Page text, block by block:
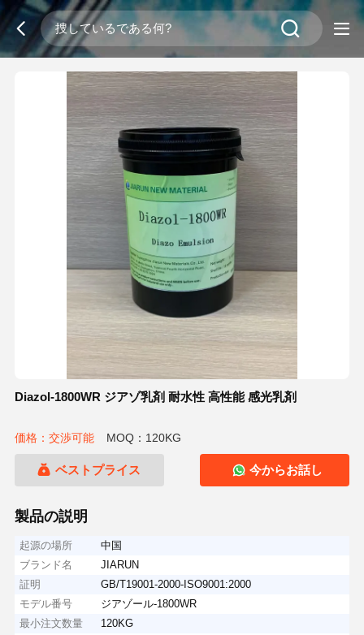
Diazol-1800WR ジアゾ乳剤 耐水性 高性能 感光乳剤
価格：交渉可能 MOQ：120KG
ベストプライス 今からお話し
製品の説明
起源の場所
中国
ブランド名
JIARUN
証明
GB/T19001-2000-ISO9001:2000
モデル番号
ジアゾール-1800WR
最小注文数量
120KG